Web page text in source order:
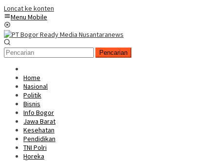
Loncat ke konten
Menu Mobile
Pencarian
Home
Nasional
Politik
Bisnis
Info Bogor
Jawa Barat
Kesehatan
Pendidikan
TNI Polri
Horeka